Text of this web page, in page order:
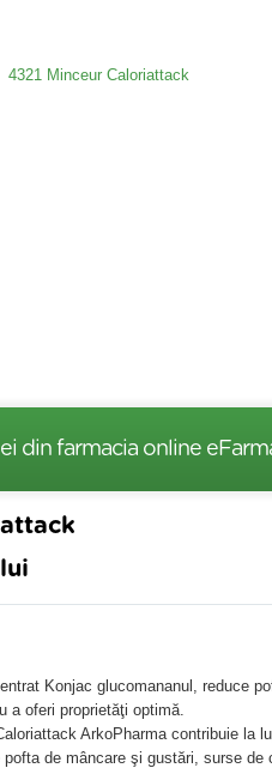
din farmacia online
Konjac glucomananul, reduce
a oferi proprietăţi optimă.
ArkoPharma contribuie la
de mâncare şi gustări, surse de